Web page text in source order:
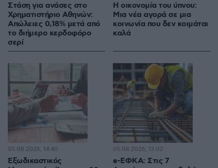
Στάση για ανάσες στο
Χρηματιστήριο Αθηνών:
Απώλειες 0,18% μετά από
το διήμερο κερδοφόρο
σερί
Η οικονομία του ύπνου:
Μια νέα αγορά σε μια
κοινωνία που δεν κοιμάται
καλά
Εξωδικαστικός
05.08.2026, 14:40
e-ΕΦΚΑ: Στις 7
05.08.2026, 13:02